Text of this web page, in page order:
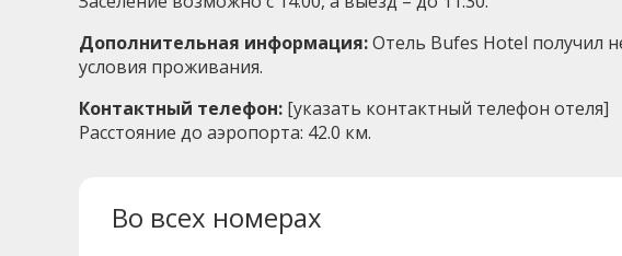
Дополнительная информация:Отель Bufes Hotel получил
условия проживания.
Контактный телефон: [указать контактный телефон отеля]
Расстояние до аэропорта: 42.0 км.
Во всех номерах